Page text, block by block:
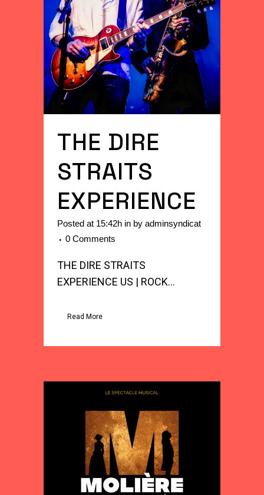
THE DIRE
STRAITS
EXPERIENCE
Posted at 15:42h in by adminsyndicat
0 Comments
THE DIRE STRAITS
EXPERIENCE US | ROCK...
Read More